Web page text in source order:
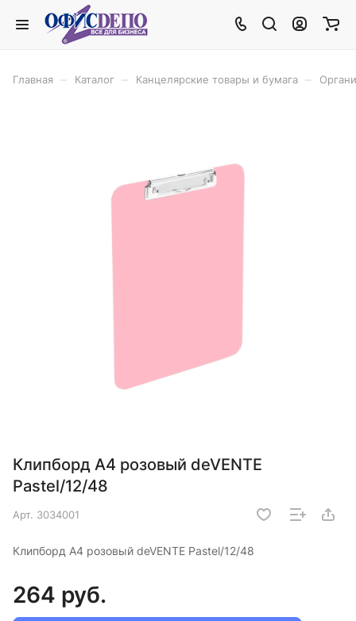
Главная Каталог Канцелярские товары и бумага
Клипборд А4 розовый deVENTE
Pastel/12/48
Арт. 3034001
Клипборд А4 розовый deVENTE Pastel/12/48
264 руб.